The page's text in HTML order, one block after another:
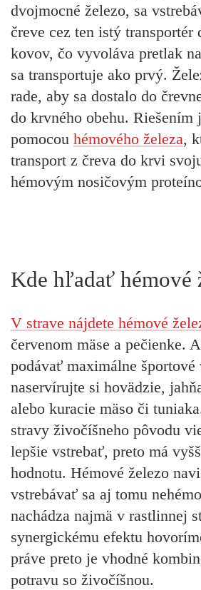
dvojmocné železo, sa
čreve cez ten istý transportér
kovov, čo vyvoláva pretlak
sa transportuje ako prvý.
rade, aby sa dostalo do
do krvného obehu. Riešením
pomocou hémového železa,
transport z čreva do krvi
hémovým nosičovým
Kde hľadať hémové
V strave nájdete hémové
červenom mäse a pečienke.
podávať maximálne športové
naservírujte si hovädzie,
alebo kuracie mäso či
stravy živočíšneho pôvodu
lepšie vstrebať, preto má
hodnotu. Hémové železo
vstrebávať sa aj tomu
nachádza najmä v rastlinnej
synergickému efektu
práve preto je vhodné
potravu so živočíšnou.